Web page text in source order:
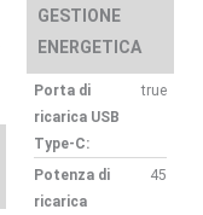
GESTIONE
ENERGETICA
Porta di
ricarica USB
Type-C:
true
Potenza di
ricarica
45